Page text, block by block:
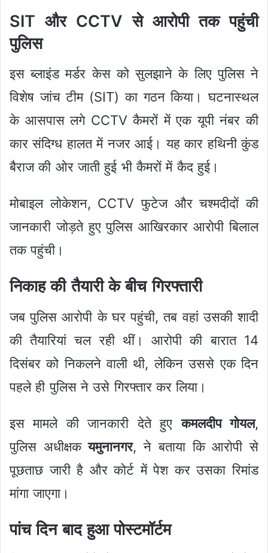
SIT और CCTV से आरोपी तक पहुंची
पुलिस
इस ब्लाइंड मर्डर केस को सुलझाने के लिए पुलिस ने
विशेष जांच टीम (SIT) का गठन किया। घटनास्थल
के आसपास लगे CCTV कैमरों में एक यूपी नंबर की
कार संदिग्ध हालत में नजर आई। यह कार हथिनी कुंड
बैराज की ओर जाती हुई भी कैमरों में कैद हुई।
मोबाइल लोकेशन, CCTV फुटेज और चश्मदीदों की
जानकारी जोड़ते हुए पुलिस आखिरकार आरोपी बिलाल
तक पहुंची।
निकाह की तैयारी के बीच गिरफ्तारी
जब पुलिस आरोपी के घर पहुंची, तब वहां उसकी शादी
की तैयारियां चल रही थीं। आरोपी की बारात 14
दिसंबर को निकलने वाली थी, लेकिन उससे एक दिन
पहले ही पुलिस ने उसे गिरफ्तार कर लिया।
इस मामले की जानकारी देते हुएकमलदीप गोयल,
पुलिस अधीक्षकयमुनानगर, ने बताया कि आरोपी से
पूछताछ जारी है और कोर्ट में पेश कर उसका रिमांड
मांगा जाएगा।
पांच दिन बाद हुआ पोस्टमॉर्टम